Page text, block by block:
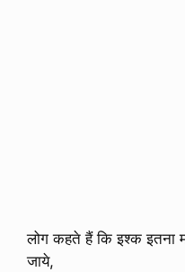
लोग कहते हैं कि इश्क इतना
जाये,